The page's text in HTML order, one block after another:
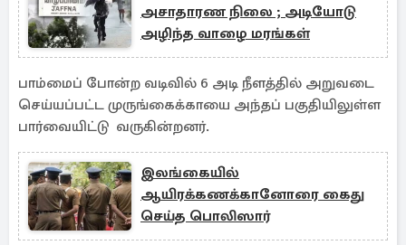
அசாதாரண நிலை ; அடியோடு
அழிந்த வாழை மரங்கள்
பாம்மைப் போன்ற வடிவில் 6 அடி நீளத்தில் அறுவடை
செய்யப்பட்ட முருங்கைக்காயை அந்தப் பகுதியிலுள்ள
பார்வையிட்டு வருகின்றனர்.
இலங்கையி்ல்
ஆயிரக்கணக்கானோரை கைது
செய்த பொலிஸார்